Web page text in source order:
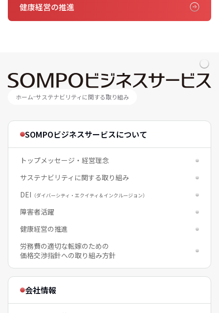
健康経営の推進
ホーム サステナビリティに関する取り組み
SOMPOビジネスサービスについて
トップメッセージ・経営理念
サステナビリティに関する取り組み
DEI （ダイバーシティ・エクイティ＆インクルージョン）
障害者活躍
健康経営の推進
労務費の適切な転嫁のための
価格交渉指針への取り組み方針
会社情報